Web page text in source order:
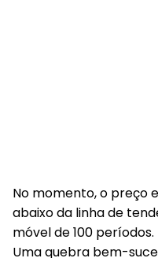
No momento, o preço
abaixo da linha de
móvel de 100 períodos.
Uma quebra bem-